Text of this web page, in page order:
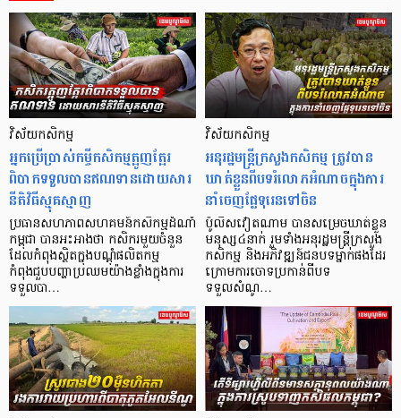
វិស័យកសិកម្ម
អ្នកប្រើប្រាស់កម្ចីកសិកម្មត្អូញត្អែរ
ពិបាកទទួលបានឥណទាន​ដោយសារ
នីតិវិធីស្មុគស្មាញ
ប្រធានសហភាពសហគមន៍កសិកម្មដំណាំ
កម្ពុជា បានអះអាងថា កសិករមួយចំនួន
ដែលកំពុងស្ថិតក្នុងបណ្តុំផលិតកម្ម
កំពុងជួបបញ្ហាប្រឈមយ៉ាងខ្លាំងក្នុងការ
ទទួលបា…
វិស័យកសិកម្ម
អនុរដ្ឋមន្ត្រីក្រសួងកសិកម្ម ត្រូវបាន
ឃាត់ខ្លួនពីបទរំលោភអំណាចក្នុងការ
នាំចេញផ្លែទុរេនទៅចិន
ប៉ូលិសវៀតណាម បានសម្រេចឃាត់ខ្លួន
មនុស្ស៤នាក់ រួមទាំងអនុរដ្ឋមន្ត្រីក្រសួង
កសិកម្ម និងអភិវឌ្ឍន៍ជនបទម្នាក់ផងដែរ
ក្រោមការចោទប្រកាន់ពីបទ
ទទួលសំណូ…